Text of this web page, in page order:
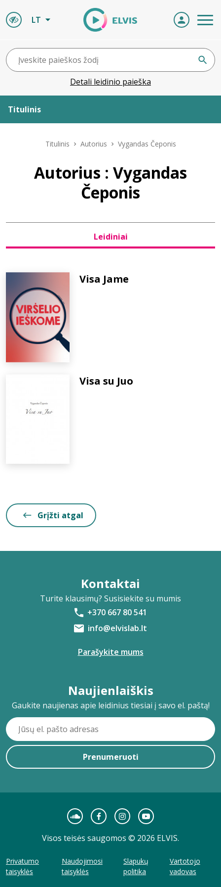
LT
Detali leidinio paieška
Titulinis
Leidiniai
Naujienos
Bibliotekoms
D.U.K.
Titulinis Autorius Vygandas Čeponis
Autorius : Vygandas
Čeponis
Leidiniai
Visa Jame
Visa su Juo
Grįžti atgal
Kontaktai
Turite klausimų? Susisiekite su mumis
+370 667 80 541
info@elvislab.lt
Parašykite mums
Naujienlaiškis
Gaukite naujienas apie leidinius tiesiai į savo el. paštą!
Prenumeruoti
Visos teisės saugomos © 2026 ELVIS.
Privatumo
taisyklės
Naudojimosi
taisyklės
Slapukų
politika
Vartotojo
vadovas